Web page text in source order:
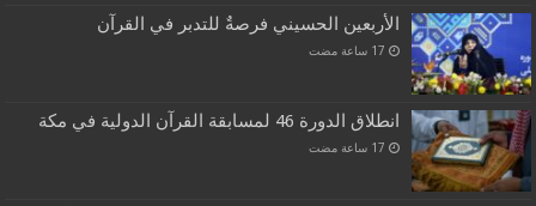
الأربعين الحسيني فرصةٌ للتدبر في القرآن
انطلاق الدورة 46 لمسابقة القرآن الدولية في مكة